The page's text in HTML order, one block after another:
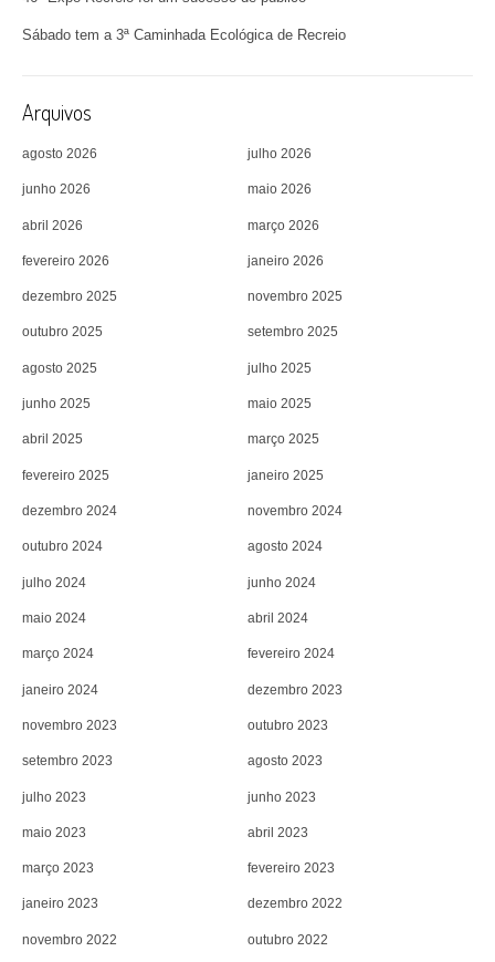
Sábado tem a 3ª Caminhada Ecológica de Recreio
Arquivos
agosto 2026 julho 2026
junho 2026 maio 2026
abril 2026 março 2026
fevereiro 2026 janeiro 2026
dezembro 2025 novembro 2025
outubro 2025 setembro 2025
agosto 2025 julho 2025
junho 2025 maio 2025
abril 2025 março 2025
fevereiro 2025 janeiro 2025
dezembro 2024 novembro 2024
outubro 2024 agosto 2024
julho 2024 junho 2024
maio 2024 abril 2024
março 2024 fevereiro 2024
janeiro 2024 dezembro 2023
novembro 2023 outubro 2023
setembro 2023 agosto 2023
julho 2023 junho 2023
maio 2023 abril 2023
março 2023 fevereiro 2023
janeiro 2023 dezembro 2022
novembro 2022 outubro 2022